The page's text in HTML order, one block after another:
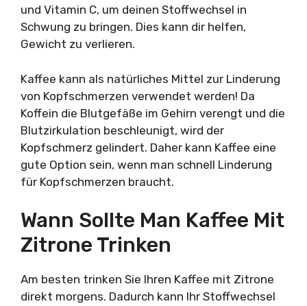
und Vitamin C, um deinen Stoffwechsel in
Schwung zu bringen. Dies kann dir helfen,
Gewicht zu verlieren.
Kaffee kann als natürliches Mittel zur Linderung
von Kopfschmerzen verwendet werden! Da
Koffein die Blutgefäße im Gehirn verengt und die
Blutzirkulation beschleunigt, wird der
Kopfschmerz gelindert. Daher kann Kaffee eine
gute Option sein, wenn man schnell Linderung
für Kopfschmerzen braucht.
Wann Sollte Man Kaffee Mit
Zitrone Trinken
Am besten trinken Sie Ihren Kaffee mit Zitrone
direkt morgens. Dadurch kann Ihr Stoffwechsel